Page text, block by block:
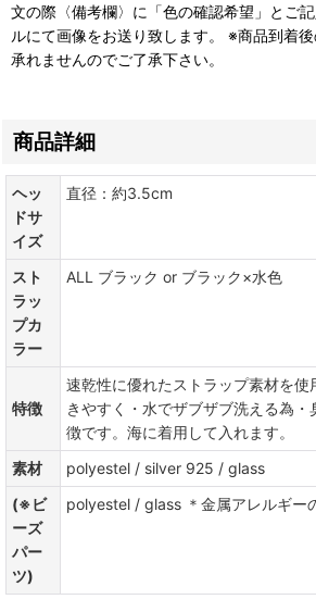
文の際〈備考欄〉に「色の確認希望」とご
ルにて画像をお送り致します。 ※商品到着
承れませんのでご了承下さい。
商品詳細
ヘッ
ドサ
イズ
直径：約3.5cm
スト
ラッ
プカ
ラー
ALL ブラック or ブラック×水色
特徴
速乾性に優れたストラップ素材を使
きやすく・水でザブザブ洗える為
徴です。海に着用して入れます。
素材
polyestel / silver 925 / glass
(※ビ
ーズ
パー
ツ)
polyestel / glass ＊金属アレルギー